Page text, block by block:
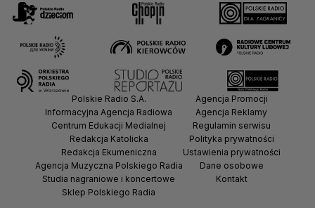
Polskie Radio S.A.
Informacyjna Agencja Radiowa
Centrum Edukacji Medialnej
Redakcja Katolicka
Redakcja Ekumeniczna
Agencja Muzyczna Polskiego Radia
Studia nagraniowe i koncertowe
Sklep Polskiego Radia
Agencja Promocji
Agencja Reklamy
Regulamin serwisu
Polityka prywatności
Ustawienia prywatności
Dane osobowe
Kontakt